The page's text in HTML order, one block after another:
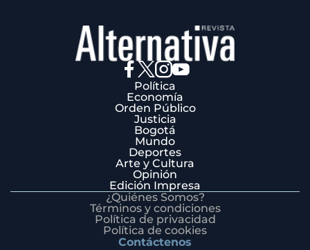
Política
Economía
Orden Público
Justicia
Bogotá
Mundo
Deportes
Arte y Cultura
Opinión
Edición Impresa
¿Quiénes Somos?
Términos y condiciones
Política de privacidad
Política de cookies
Contáctenos